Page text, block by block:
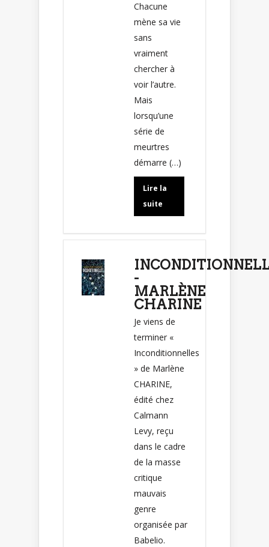
Chacune
mène sa vie
sans
vraiment
chercher à
voir l’autre.
Mais
lorsqu’une
série de
meurtres
démarre (…)
Lire la
suite
-
MARLÈNE
CHARINE
Je viens de
terminer «
Inconditionnelles
» de Marlène
CHARINE,
édité chez
Calmann
Levy, reçu
dans le cadre
de la masse
critique
mauvais
genre
organisée par
Babelio.